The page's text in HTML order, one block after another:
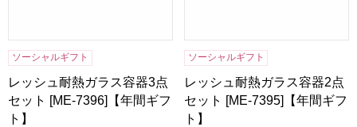
ソーシャルギフト
レッシュ耐熱ガラス容器3点
セット [ME-7396]【年間ギフ
ト】
ソーシャルギフト
レッシュ耐熱ガラス容器2点
セット [ME-7395]【年間ギフ
ト】